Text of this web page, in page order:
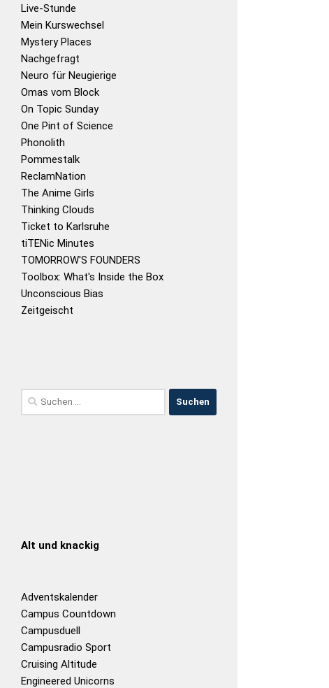
Live-Stunde
Mein Kurswechsel
Mystery Places
Nachgefragt
Neuro für Neugierige
Omas vom Block
On Topic Sunday
One Pint of Science
Phonolith
Pommestalk
ReclamNation
The Anime Girls
Thinking Clouds
Ticket to Karlsruhe
tiTENic Minutes
TOMORROW'S FOUNDERS
Toolbox: What's Inside the Box
Unconscious Bias
Zeitgeischt
Alt und knackig
Adventskalender
Campus Countdown
Campusduell
Campusradio Sport
Cruising Altitude
Engineered Unicorns